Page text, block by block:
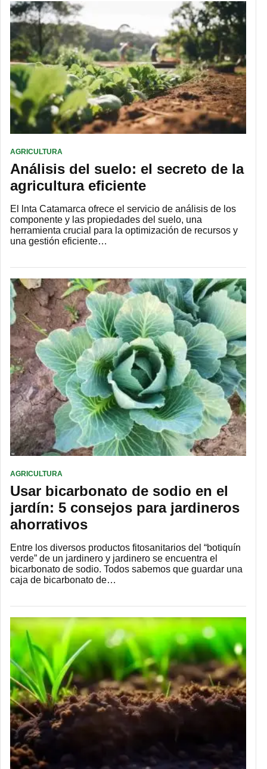
AGRICULTURA
Análisis del suelo: el secreto de la
agricultura eficiente
El lnta Catamarca ofrece el servicio de análisis de los
componente y las propiedades del suelo, una
herramienta crucial para la optimización de recursos y
una gestión eficiente…
AGRICULTURA
Usar bicarbonato de sodio en el
jardín: 5 consejos para jardineros
ahorrativos
Entre los diversos productos fitosanitarios del “botiquín
verde” de un jardinero y jardinero se encuentra el
bicarbonato de sodio. Todos sabemos que guardar una
caja de bicarbonato de…